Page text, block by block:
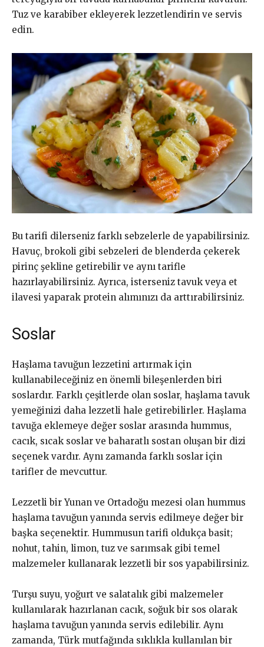
Tuz ve karabiber ekleyerek lezzetlendirin ve servis
edin.
Bu tarifi dilerseniz farklı sebzelerle de yapabilirsiniz.
Havuç, brokoli gibi sebzeleri de blenderda çekerek
pirinç şekline getirebilir ve aynı tarifle
hazırlayabilirsiniz. Ayrıca, isterseniz tavuk veya et
ilavesi yaparak protein alımınızı da arttırabilirsiniz.
Soslar
Haşlama tavuğun lezzetini artırmak için
kullanabileceğiniz en önemli bileşenlerden biri
soslardır. Farklı çeşitlerde olan soslar, haşlama tavuk
yemeğinizi daha lezzetli hale getirebilirler. Haşlama
tavuğa eklemeye değer soslar arasında hummus,
cacık, sıcak soslar ve baharatlı sostan oluşan bir dizi
seçenek vardır. Aynı zamanda farklı soslar için
tarifler de mevcuttur.
Lezzetli bir Yunan ve Ortadoğu mezesi olan hummus
haşlama tavuğun yanında servis edilmeye değer bir
başka seçenektir. Hummusun tarifi oldukça basit;
nohut, tahin, limon, tuz ve sarımsak gibi temel
malzemeler kullanarak lezzetli bir sos yapabilirsiniz.
Turşu suyu, yoğurt ve salatalık gibi malzemeler
kullanılarak hazırlanan cacık, soğuk bir sos olarak
haşlama tavuğun yanında servis edilebilir. Aynı
zamanda, Türk mutfağında sıklıkla kullanılan bir